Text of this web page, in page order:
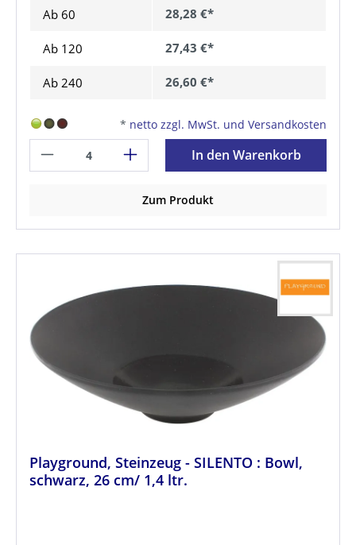
Ab 60 28,28 €*
Ab 120 27,43 €*
Ab 240 26,60 €*
* netto zzgl. MwSt. und Versandkosten
In den Warenkorb
Zum Produkt
Playground, Steinzeug - SILENTO : Bowl,
schwarz, 26 cm/ 1,4 ltr.